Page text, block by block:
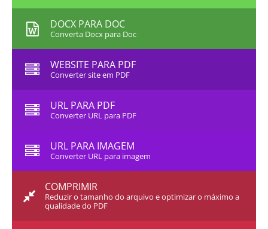
DOCX PARA DOC
Converta Docx para Doc
WEBSITE PARA PDF
Converter site em PDF
URL PARA PDF
Converter URL para PDF
URL PARA IMAGEM
Converter URL para imagem
COMPRIMIR
Reduzir o tamanho do arquivo e optimizar o máximo a
qualidade do PDF